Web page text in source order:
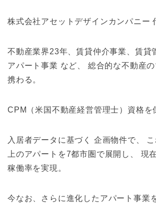
株式会社アセットデザインカンパニー
不動産業界23年、賃貸仲介事業、賃貸
アパート事業 など、 総合的な不動産
携わる。
CPM（米国不動産経営管理士）資格を
入居者データに基づく 企画物件で、
上のアパートを7都市圏で展開し、 現
稼働率を実現。
今なお、さらに進化したアパート事業